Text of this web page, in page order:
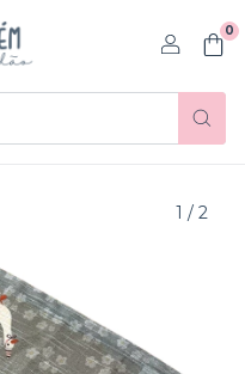
0
1 / 2